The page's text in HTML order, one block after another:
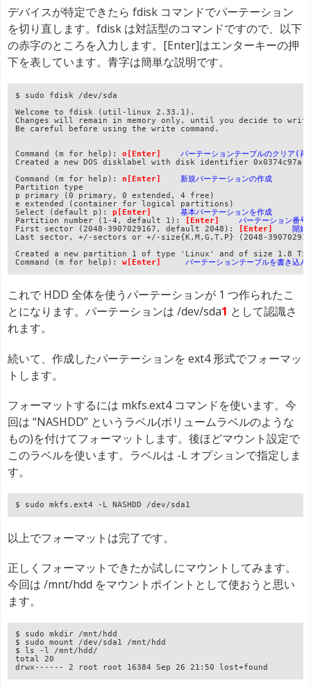
デバイスが特定できたら fdisk コマンドでパーテーション
を切り直します。fdisk は対話型のコマンドですので、以下
の赤字のところを入力します。[Enter]はエンターキーの押
下を表しています。青字は簡単な説明です。
$ sudo fdisk /dev/sda
Welcome to fdisk (util-linux 2.33.1).
Changes will remain in memory only, until you decide to
Be careful before using the write command.
Command (m for help): o[Enter]
パーテーションテーブルのクリア(再
Created a new DOS disklabel with disk identifier 0x0374c97a.
Command (m for help): n[Enter]
新規パーテーションの作成
Partition type
p primary (0 primary, 0 extended, 4 free)
e extended (container for logical partitions)
Select (default p): p[Enter] 基本パーテーションを作成
Partition number (1-4, default 1):
[Enter]
パーテーション番
First sector (2048-3907029167, default 2048):
[Enter] 開始
Last sector, +/-sectors or +/-size{K,M,G,T,P} (2048-
Created a new partition 1 of type 'Linux' and of size 1.8
Command (m for help): w[Enter]
パーテーションテーブルを書き込ん
これで HDD 全体を使うパーテーションが 1 つ作られたこ
とになります。パーテーションは /dev/sda1 として認識さ
れます。
続いて、作成したパーテーションを ext4 形式でフォーマッ
トします。
フォーマットするには mkfs.ext4 コマンドを使います。今
回は “NASHDD” というラベル(ボリュームラベルのような
もの)を付けてフォーマットします。後ほどマウント設定で
このラベルを使います。ラベルは -L オプションで指定しま
す。
$ sudo mkfs.ext4 -L NASHDD /dev/sda1
以上でフォーマットは完了です。
正しくフォーマットできたか試しにマウントしてみます。
今回は /mnt/hdd をマウントポイントとして使おうと思い
ます。
$ sudo mkdir /mnt/hdd
$ sudo mount /dev/sda1 /mnt/hdd
$ ls -l /mnt/hdd/
total 20
drwx------ 2 root root 16384 Sep 26 21:50 lost+found